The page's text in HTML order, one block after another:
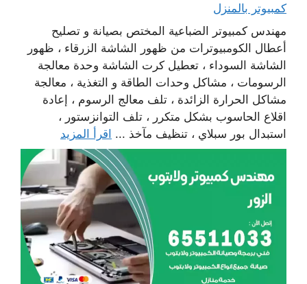
كمبيوتر بالمنزل
مهندس كمبيوتر الضباعية المختص بصيانة و تصليح
أعطال الكومبيوترات من ظهور الشاشة الزرقاء ، ظهور
الشاشة السوداء ، تعطيل كرت الشاشة وحدة معالجة
الرسومات ، مشاكل وحدات الطاقة و التغذية ، معالجة
مشاكل الحرارة الزائدة ، تلف معالج الرسوم ، إعادة
اقلاع الحاسوب بشكل متكرر ، تلف التوانزستور ،
استبدال بور سبلاي ، تنظيف مآخذ ... اقرأ المزيد